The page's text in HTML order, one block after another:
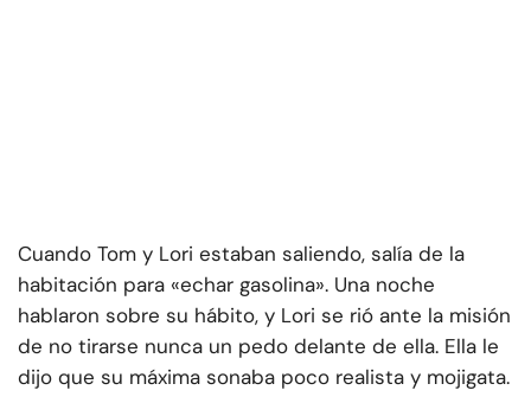
Cuando Tom y Lori estaban saliendo, salía de la
habitación para «echar gasolina». Una noche
hablaron sobre su hábito, y Lori se rió ante la misión
de no tirarse nunca un pedo delante de ella. Ella le
dijo que su máxima sonaba poco realista y mojigata.